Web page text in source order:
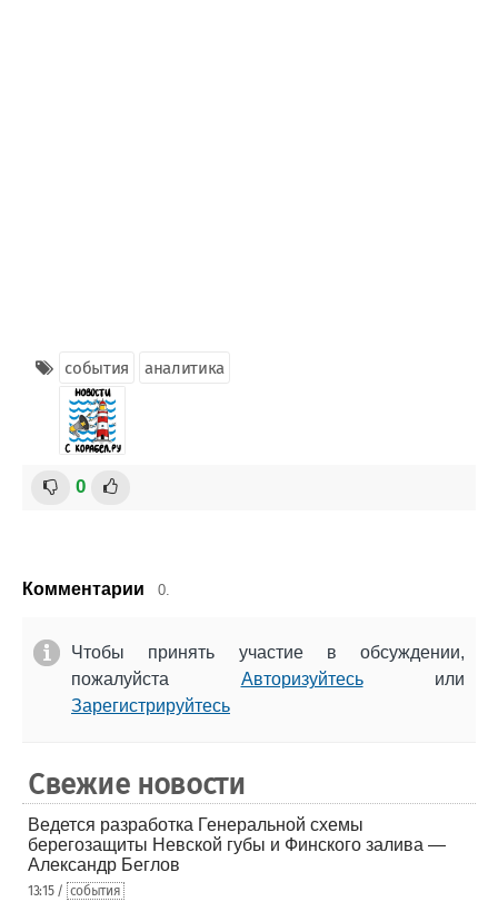
события аналитика
0
Комментарии 0.
Чтобы принять участие в обсуждении,
пожалуйста Авторизуйтесьили
Зарегистрируйтесь
Свежие новости
Ведется разработка Генеральной схемы
берегозащиты Невской губы и Финского залива —
Александр Беглов
13:15 / события